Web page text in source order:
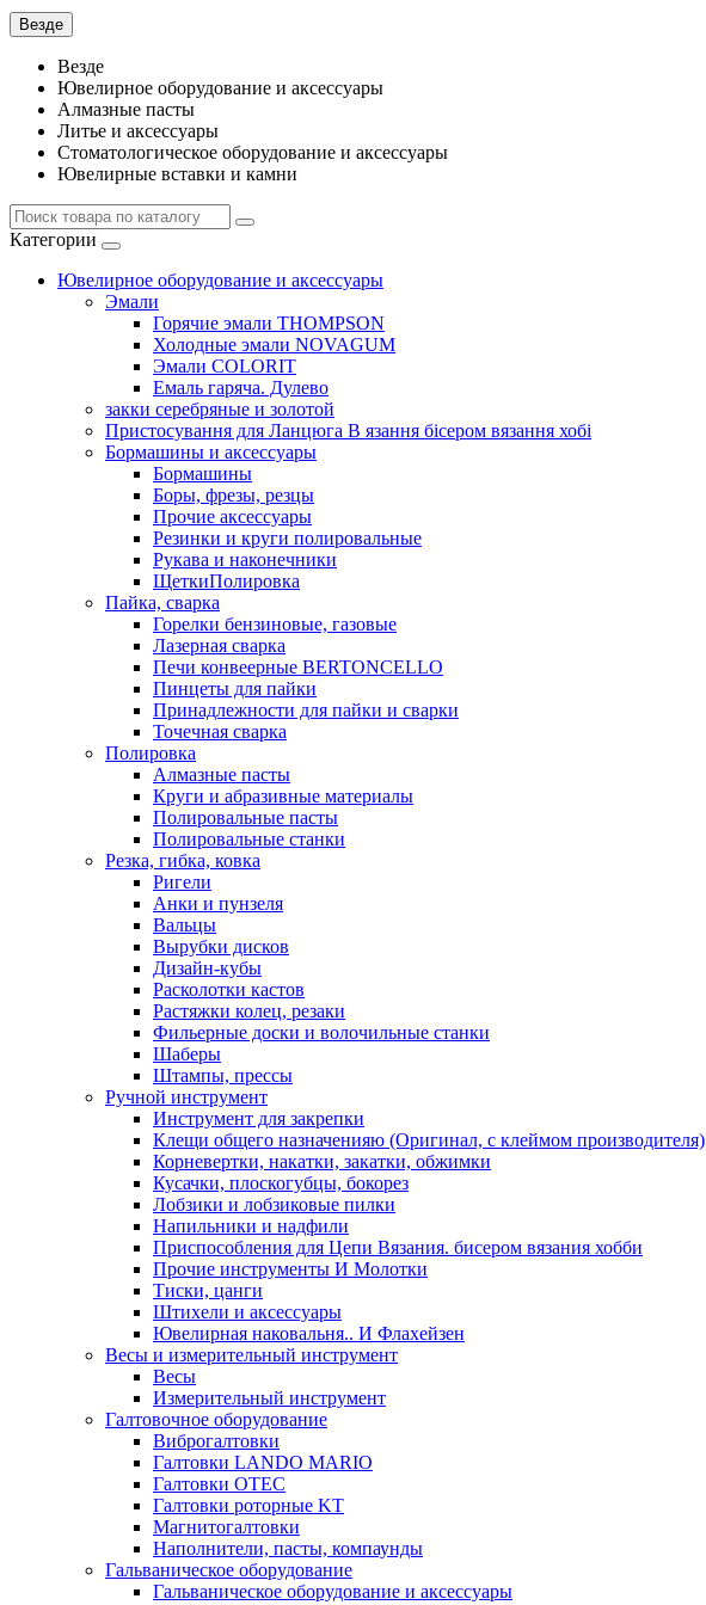
Везде
Везде
Ювелирное оборудование и аксессуары
Алмазные пасты
Литье и аксессуары
Стоматологическое оборудование и аксессуары
Ювелирные вставки и камни
Категории
Ювелирное оборудование и аксессуары
Эмали
Горячие эмали THOMPSON
Холодные эмали NOVAGUM
Эмали COLORIT
Емаль гаряча. Дулево
закки серебряные и золотой
Пристосування для Ланцюга В язання бісером вязання хобі
Бормашины и аксессуары
Бормашины
Боры, фрезы, резцы
Прочие аксессуары
Резинки и круги полировальные
Рукава и наконечники
ЩеткиПолировка
Пайка, сварка
Горелки бензиновые, газовые
Лазерная сварка
Печи конвеерные BERTONCELLO
Пинцеты для пайки
Принадлежности для пайки и сварки
Точечная сварка
Полировка
Алмазные пасты
Круги и абразивные материалы
Полировальные пасты
Полировальные станки
Резка, гибка, ковка
Ригели
Анки и пунзеля
Вальцы
Вырубки дисков
Дизайн-кубы
Расколотки кастов
Растяжки колец, резаки
Фильерные доски и волочильные станки
Шаберы
Штампы, прессы
Ручной инструмент
Инструмент для закрепки
Клещи общего назначенияю (Оригинал, с клеймом производителя)
Корневертки, накатки, закатки, обжимки
Кусачки, плоскогубцы, бокорез
Лобзики и лобзиковые пилки
Напильники и надфили
Приспособления для Цепи Вязания. бисером вязания хобби
Прочие инструменты И Молотки
Тиски, цанги
Штихели и аксессуары
Ювелирная наковальня.. И Флахейзен
Весы и измерительный инструмент
Весы
Измерительный инструмент
Галтовочное оборудование
Виброгалтовки
Галтовки LANDO MARIO
Галтовки OTEC
Галтовки роторные KT
Магнитогалтовки
Наполнители, пасты, компаунды
Гальваническое оборудование
Гальваническое оборудование и аксессуары